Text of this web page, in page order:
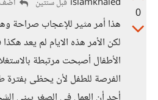
0
قبل سنتين
هذا أمر مثير للإعجاب صراحة
لكن الأمر هذه الايام لم يعد
الأطفال أصبحت مرتبطة
الفرصة للطفل لأن يحظى بفترة